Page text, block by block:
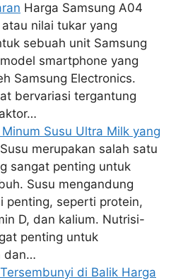
Harga Samsung A04
nilai tukar yang
sebuah unit Samsung
smartphone yang
Samsung Electronics.
bervariasi tergantung
Susu Ultra Milk yang
Susu merupakan salah satu
sangat penting untuk
Susu mengandung
penting, seperti protein,
D, dan kalium. Nutrisi-
penting untuk
dan…
di Balik Harga